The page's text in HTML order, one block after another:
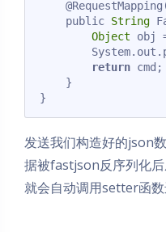
    public
String
Object obj
return cmd;
    }
发送我们构造好的json
据被fastjson反序列化
就会自动调用setter函